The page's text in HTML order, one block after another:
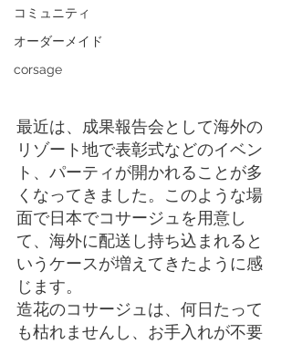
コミュニティ
オーダーメイド
corsage
最近は、成果報告会として海外の
リゾート地で表彰式などのイベン
ト、パーティが開かれることが多
くなってきました。このような場
面で日本でコサージュを用意し
て、海外に配送し持ち込まれると
いうケースが増えてきたように感
じます。
造花のコサージュは、何日たって
も枯れませんし、お手入れが不要